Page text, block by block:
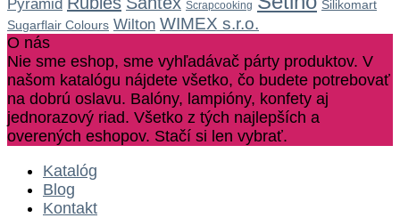
Pyramid Scrapcooking Silikomart
Sugarflair Colours Wilton WIMEX s.r.o.
O nás
Nie sme eshop, sme vyhľadávač párty produktov. V
našom katalógu nájdete všetko, čo budete potrebovať
na dobrú oslavu. Balóny, lampióny, konfety aj
jednorazový riad. Všetko z tých najlepších a
overených eshopov. Stačí si len vybrať.
Katalóg
Blog
Kontakt